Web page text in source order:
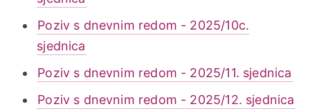
Poziv s dnevnim redom - 2025/10c.
sjednica
Poziv s dnevnim redom - 2025/11. sjednica
Poziv s dnevnim redom - 2025/12. sjednica